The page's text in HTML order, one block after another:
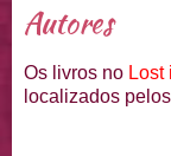
Autores
Os livros no Lost
localizados